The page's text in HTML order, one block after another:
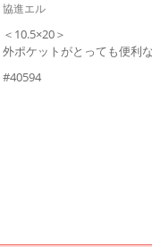
協進エル
＜10.5×20＞
外ポケットがとっても便利
#40594